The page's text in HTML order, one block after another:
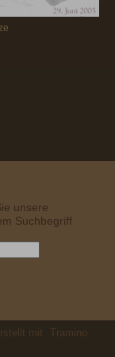
unsere
Suchbegriff
mit Tramino